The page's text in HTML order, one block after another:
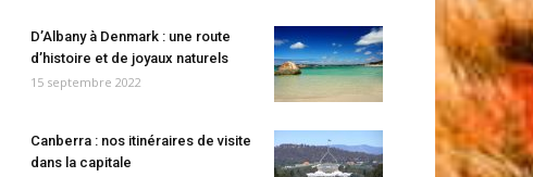
D’Albany à Denmark : une route
d’histoire et de joyaux naturels
15 septembre 2022
Canberra : nos itinéraires de visite
dans la capitale